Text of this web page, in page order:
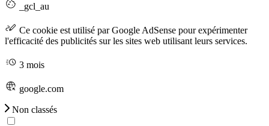
_gcl_au
Ce cookie est utilisé par Google AdSense pour expérimenter
l'efficacité des publicités sur les sites web utilisant leurs services.
3 mois
google.com
Non classés